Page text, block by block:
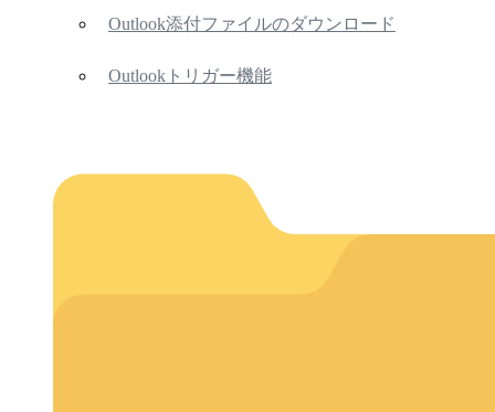
Outlook添付ファイルのダウンロード
Outlookトリガー機能